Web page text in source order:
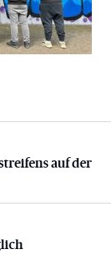
auf der A3
auf der